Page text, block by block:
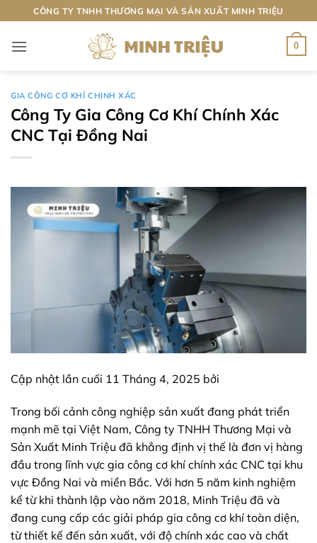
qua
nội
CÔNG TY TNHH THƯƠNG MẠI VÀ SẢN XUẤT MINH TRIỆU
0
GIA CÔNG CƠ KHÍ CHINH XÁC
Công Ty Gia Công Cơ Khí Chính Xác
CNC Tại Đồng Nai
Cập nhật lần cuối 11 Tháng 4, 2025 bởi
Trong bối cảnh công nghiệp sản xuất đang phát triển
mạnh mẽ tại Việt Nam, Công ty TNHH Thương Mại và
Sản Xuất Minh Triệu đã khẳng định vị thế là đơn vị hàng
đầu trong lĩnh vực gia công cơ khí chính xác CNC tại khu
vực Đồng Nai và miền Bắc. Với hơn 5 năm kinh nghiệm
kể từ khi thành lập vào năm 2018, Minh Triệu đã và
đang cung cấp các giải pháp gia công cơ khí toàn diện,
từ thiết kế đến sản xuất, với độ chính xác cao và chất